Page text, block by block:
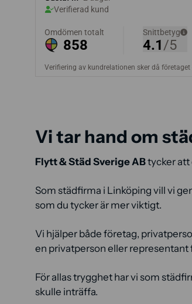
Vi tar hand om
Flytt & Städ Sverige ABtycker att
Som städfirma i Linköping vill vi
som du tycker är mer viktigt.
Vi hjälper både företag,
en privatperson eller
För allas trygghet har vi som
skulle inträffa.